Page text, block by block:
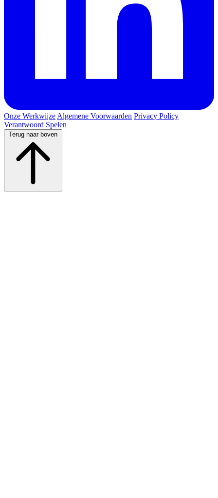
Onze Werkwijze Algemene Voorwaarden Privacy Policy
Verantwoord Spelen
Terug naar boven